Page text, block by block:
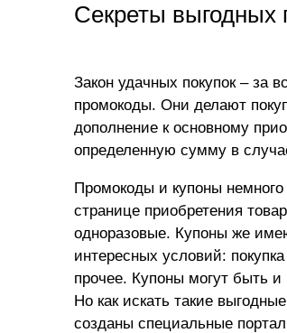
Секреты выгодных
Закон удачных покупок – за
промокоды. Они делают
дополнение к основному
определенную сумму в
Промокоды и купоны
странице приобретения
одноразовые. Купоны же
интересных условий:
прочее. Купоны могут быть
Но как искать такие
созданы специальные